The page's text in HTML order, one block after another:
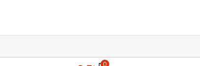
0